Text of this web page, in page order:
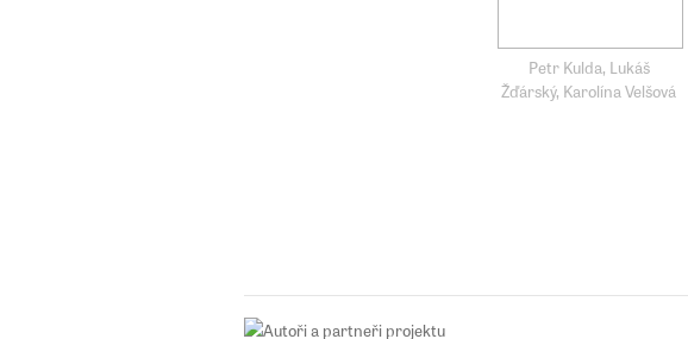
Petr Kulda, Lukáš
Žďárský, Karolína Velšová